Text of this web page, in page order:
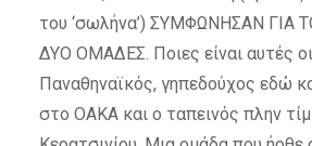
του ‘σωλήνα’) ΣΥΜΦΩΝΗΣΑΝ ΓΙΑ
ΔΥΟ ΟΜΑΔΕΣ. Ποιες είναι αυτές
Παναθηναϊκός, γηπεδούχος εδώ
στο ΟΑΚΑ και ο ταπεινός πλην